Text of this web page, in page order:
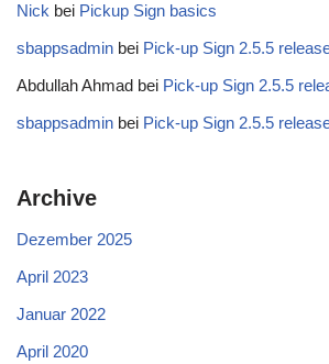
Nick bei Pickup Sign basics
sbappsadmin bei Pick-up Sign 2.5.5
Abdullah Ahmad bei Pick-up Sign 2.5.5
sbappsadmin bei Pick-up Sign 2.5.5
Archive
Dezember 2025
April 2023
Januar 2022
April 2020